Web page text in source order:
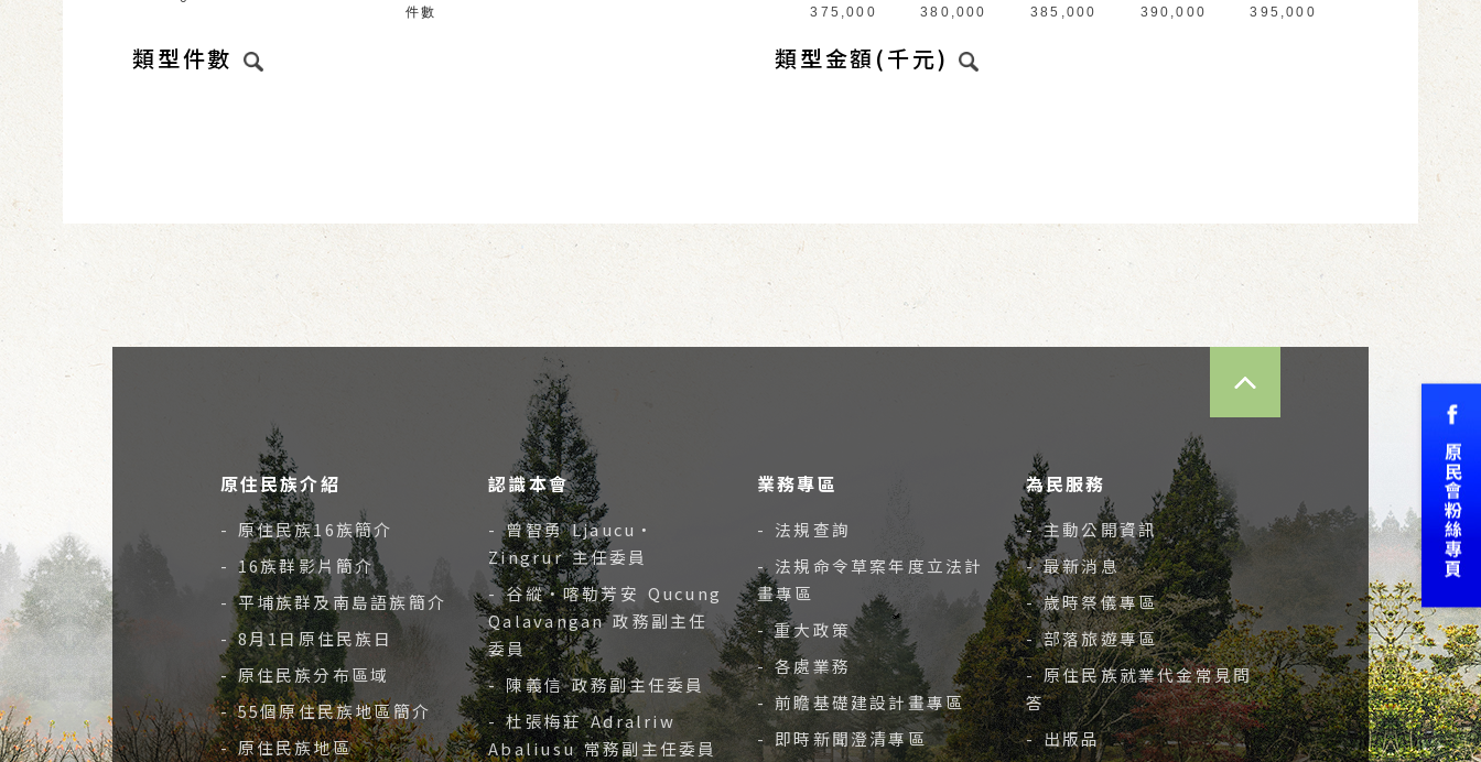
件數
類型件數
375,000 380,000 385,000 390,000 395,000
類型金額(千元)
原住民族介紹
- 原住民族16族簡介
- 16族群影片簡介
- 平埔族群及南島語族簡介
- 8月1日原住民族日
- 原住民族分布區域
- 55個原住民族地區簡介
- 原住民族地區
認識本會
- 曾智勇 Ljaucu‧
Zingrur 主任委員
- 谷縱‧喀勒芳安 Qucung
Qalavangan 政務副主任
委員
- 陳義信 政務副主任委員
- 杜張梅莊 Adralriw
Abaliusu 常務副主任委員
業務專區
- 法規查詢
- 法規命令草案年度立法計
畫專區
- 重大政策
- 各處業務
- 前瞻基礎建設計畫專區
- 即時新聞澄清專區
為民服務
- 主動公開資訊
- 最新消息
- 歲時祭儀專區
- 部落旅遊專區
- 原住民族就業代金常見問
答
- 出版品